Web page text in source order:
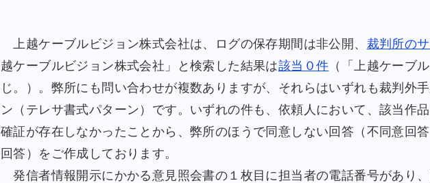
上越ケーブルビジョン株式会社は、ログの保存期間は非公開、 裁判所の
越ケーブルビジョン株式会社」と検索した結果は該当０件 （「上越ケーブ
じ。）。弊所にも問い合わせが複数ありますが、それらはいずれも裁判外
ン（テレサ書式パターン）です。いずれの件も、依頼人において、該当作
確証が存在しなかったことから、弊所のほうで同意しない回答（不同意回
回答）をご作成しております。
発信者情報開示にかかる意見照会書の１枚目に担当者の電話番号があり